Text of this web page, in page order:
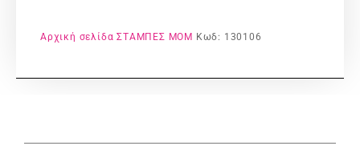
Αρχική σελίδα ΣΤΑΜΠΕΣ MOM Κωδ: 130106